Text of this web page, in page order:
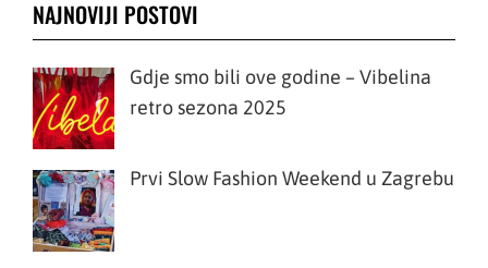
NAJNOVIJI POSTOVI
Gdje smo bili ove godine – Vibelina
retro sezona 2025
Prvi Slow Fashion Weekend u Zagrebu